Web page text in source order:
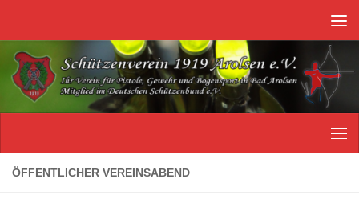
ÖFFENTLICHER VEREINSABEND